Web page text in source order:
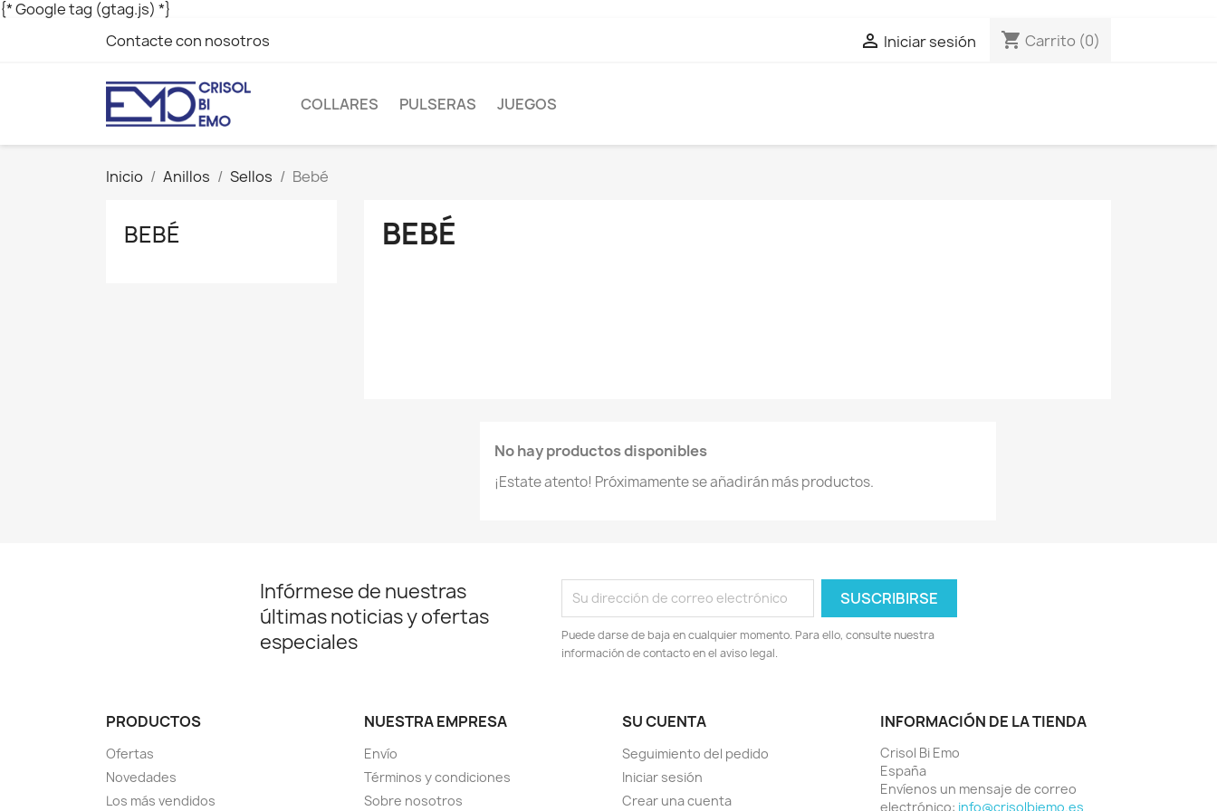
{* Google tag (gtag.js) *}
Contacte con nosotros
 Iniciar sesión shopping_cart Carrito (0)
COLLARES PULSERAS JUEGOS
Inicio Anillos Sellos Bebé
BEBÉ BEBÉ
No hay productos disponibles
¡Estate atento! Próximamente se añadirán más productos.
Infórmese de nuestras
últimas noticias y ofertas
especiales
Puede darse de baja en cualquier momento. Para ello, consulte nuestra
información de contacto en el aviso legal.
PRODUCTOS
Ofertas
Novedades
Los más vendidos
NUESTRA EMPRESA
Envío
Términos y condiciones
Sobre nosotros
SU CUENTA
Seguimiento del pedido
Iniciar sesión
Crear una cuenta
INFORMACIÓN DE LA TIENDA
Crisol Bi Emo
España
Envíenos un mensaje de correo
electrónico: info@crisolbiemo.es